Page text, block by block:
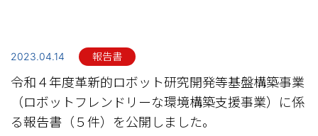
2023.04.14 報告書
令和４年度革新的ロボット研究開発等基盤構築事業
（ロボットフレンドリーな環境構築支援事業）に係
る報告書（５件）を公開しました。